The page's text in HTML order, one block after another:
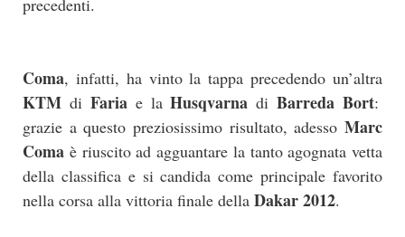
precedenti.
Coma, infatti, ha vinto la tappa precedendo un’altra
KTM di Fariae laHusqvarna diBarreda Bort:
grazie a questo preziosissimo risultato, adesso Marc
Coma è riuscito ad agguantare la tanto agognata vetta
della classifica e si candida come principale favorito
nella corsa alla vittoria finale della Dakar 2012.